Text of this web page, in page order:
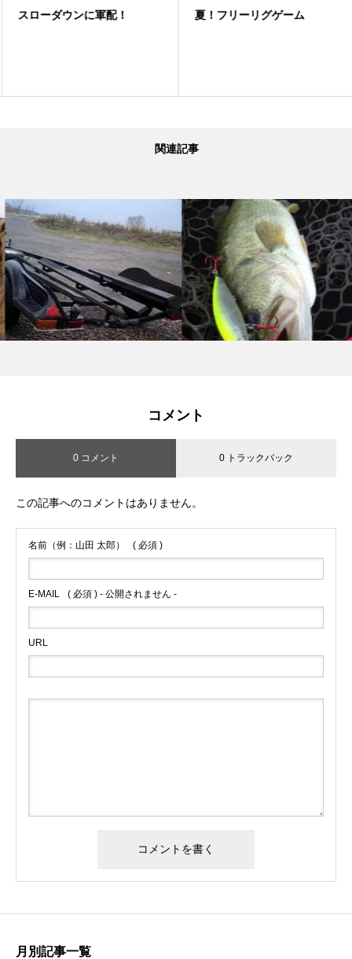
スローダウンに軍配！ 夏！フリーリグゲーム
関連記事
コメント
0 コメント 0 トラックバック
この記事へのコメントはありません。
名前（例：山田 太郎） ( 必須 )
E-MAIL ( 必須 ) - 公開されません -
URL
月別記事一覧